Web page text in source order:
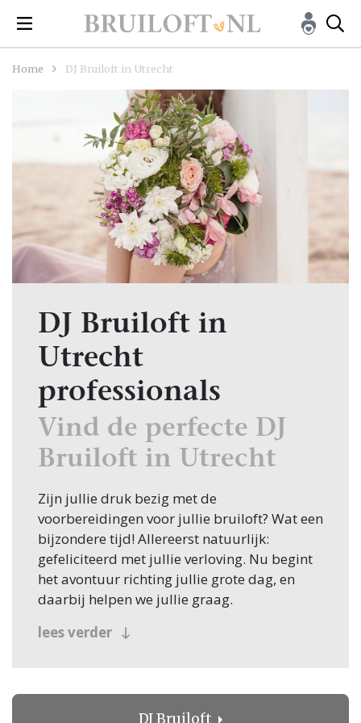
Home DJ Bruiloft in Utrecht
DJ Bruiloft in
Utrecht
professionals
Vind de perfecte DJ
Bruiloft in Utrecht
Zijn jullie druk bezig met de
voorbereidingen voor jullie bruiloft? Wat een
bijzondere tijd! Allereerst natuurlijk:
gefeliciteerd met jullie verloving. Nu begint
het avontuur richting jullie grote dag, en
daarbij helpen we jullie graag.
Een van de eerste stappen in de planning is
lees verder
DJ Bruiloft